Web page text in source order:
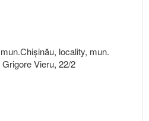
locality, mun.
Vieru, 22/2